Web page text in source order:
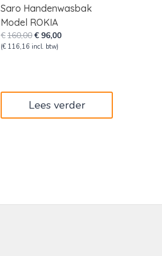
Saro Handenwasbak
Model ROKIA
€160,00Oorspronkelijke
prijs
€ 96,00Huidige
(€ 116,16 incl. btw)
Lees verder